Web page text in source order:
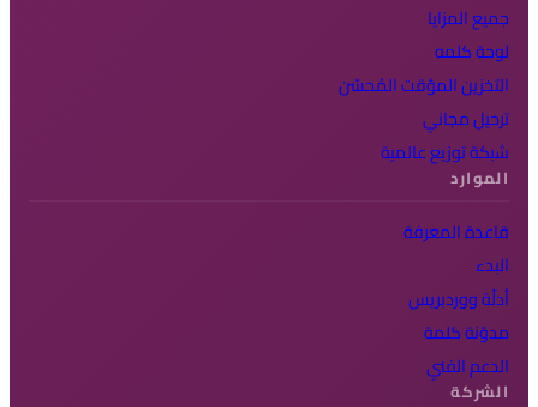
جميع المزايا
لوحة كلمه
التخزين المؤقت المُحسّن
ترحيل مجاني
شبكة توزيع عالمية
الموارد
قاعدة المعرفة
البدء
أدلّة ووردبريس
مدوّنة كلمة
الدعم الفني
الشركة